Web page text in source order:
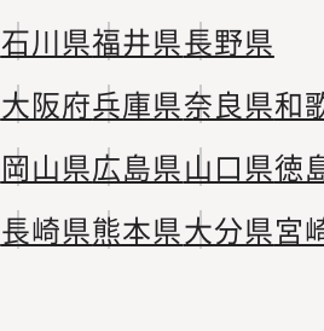
石川県福井県長野県
大阪府兵庫県奈良県和
岡山県広島県山口県徳
長崎県熊本県大分県宮